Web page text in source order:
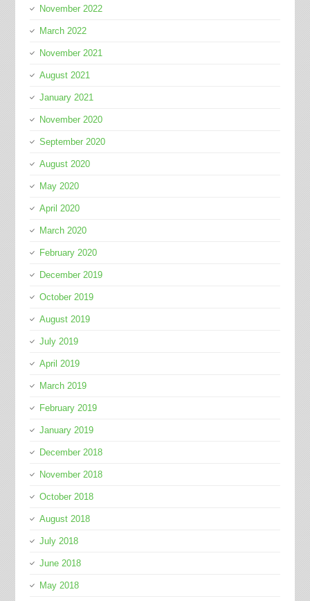
November 2022
March 2022
November 2021
August 2021
January 2021
November 2020
September 2020
August 2020
May 2020
April 2020
March 2020
February 2020
December 2019
October 2019
August 2019
July 2019
April 2019
March 2019
February 2019
January 2019
December 2018
November 2018
October 2018
August 2018
July 2018
June 2018
May 2018